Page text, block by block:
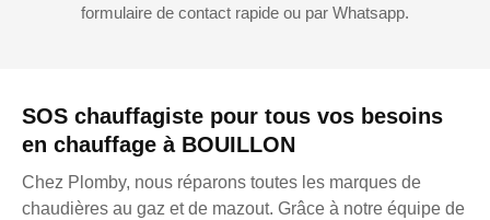
SOS chauffagiste pour tous vos besoins
en chauffage à BOUILLON
Chez Plomby, nous réparons toutes les marques de
chaudières au gaz et de mazout. Grâce à notre équipe de
formulaire de contact rapide ou par Whatsapp.